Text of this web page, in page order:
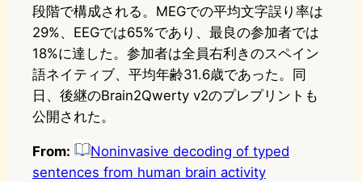
段階で構成される。MEGでの平均文字誤り率は
29%、EEGでは65%であり、最良の参加者では
18%に達した。参加者は全員右利きのスペイン
語ネイティブ、平均年齢31.6歳であった。同
日、後継のBrain2Qwerty v2のプレプリントも
公開された。
From:
Noninvasive decoding of typed
sentences from human brain activity